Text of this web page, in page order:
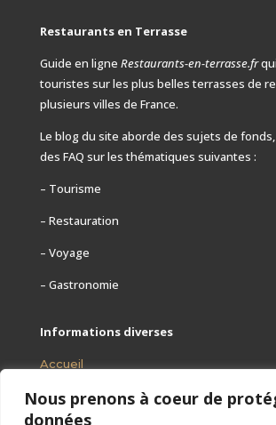
Nous prenons à coeur de
données
Restaurants en Terrasse
Guide en ligne Restaurants-en-terrasse.fr
touristes sur les plus belles terrasses de
plusieurs villes de France.
Le blog du site aborde des sujets de fonds,
des FAQ sur les thématiques suivantes :
– Tourisme
– Restauration
– Voyage
– Gastronomie
Informations diverses
Accueil
Mentions légales